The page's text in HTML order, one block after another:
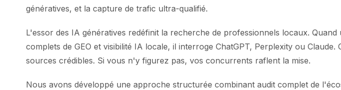
génératives, et la capture de trafic ultra-qualifié.
L'essor des IA génératives redéfinit la recherche de professionnels locaux.
complets de GEO et visibilité IA locale, il interroge ChatGPT, Perplexity ou
sources crédibles. Si vous n'y figurez pas, vos concurrents raflent la mise.
Nous avons développé une approche structurée combinant audit complet de